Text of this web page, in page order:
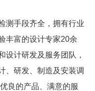
测手段齐全，拥有行业
丰富的设计专家20余
设计研发及服务团队，
、研发、制造及安装调
良的产品、满意的服